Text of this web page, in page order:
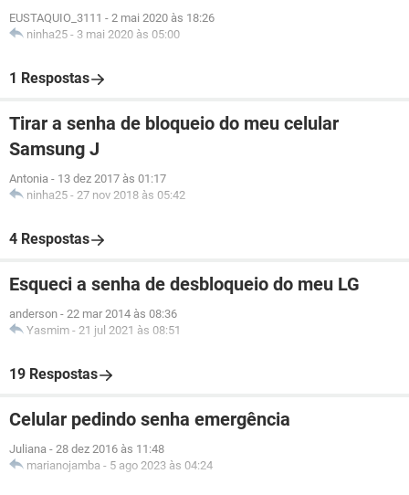
EUSTAQUIO_3111 - 2 mai 2020 às 18:26
ninha25 - 3 mai 2020 às 05:00
1 Respostas
Tirar a senha de bloqueio do meu celular
Samsung J
Antonia - 13 dez 2017 às 01:17
ninha25 - 27 nov 2018 às 05:42
4 Respostas
Esqueci a senha de desbloqueio do meu LG
anderson - 22 mar 2014 às 08:36
Yasmim - 21 jul 2021 às 08:51
19 Respostas
Celular pedindo senha emergência
Juliana - 28 dez 2016 às 11:48
marianojamba - 5 ago 2023 às 04:24